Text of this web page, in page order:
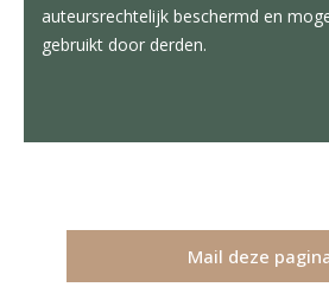
auteursrechtelijk beschermd en
gebruikt door derden.
Mail deze